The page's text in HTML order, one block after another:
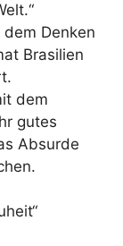
Denken
Brasilien
dem
gutes
Absurde